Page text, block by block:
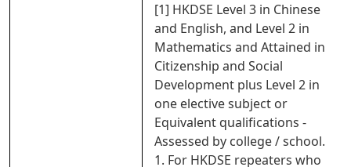
[1] HKDSE Level 3 in Chinese
and English, and Level 2 in
Mathematics and Attained in
Citizenship and Social
Development plus Level 2 in
one elective subject or
Equivalent qualifications -
Assessed by college / school.
1. For HKDSE repeaters who